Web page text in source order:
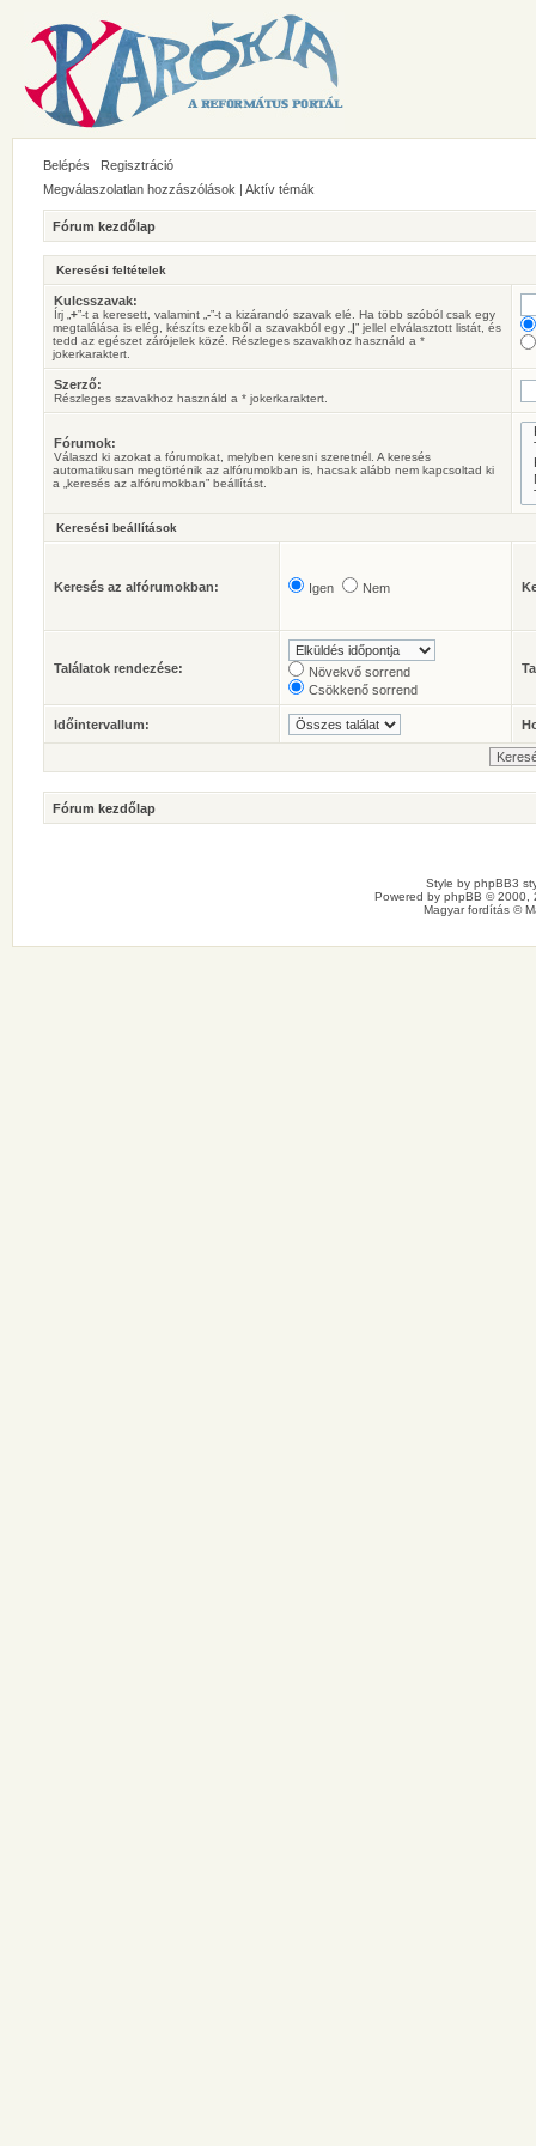
Belépés
Regisztráció
Megválaszolatlan hozzászólások | Aktív témák
Fórum kezdőlap
Keresési feltételek
Kulcsszavak:
Írj „ +”-t a keresett, valamint „ -”-t a kizárandó szavak elé. Ha több szóból csak egy
megtalálása is elég, készíts ezekből a szavakból egy „ |” jellel elválasztott listát, és
tedd az egészet zárójelek közé. Részleges szavakhoz használd a *
jokerkaraktert.
Szerző:
Részleges szavakhoz használd a * jokerkaraktert.
Fórumok:
Válaszd ki azokat a fórumokat, melyben keresni szeretnél. A keresés
automatikusan megtörténik az alfórumokban is, hacsak alább nem kapcsoltad ki
a „keresés az alfórumokban” beállítást.
Keresési beállítások
Keresés az alfórumokban: Igen Nem
Találatok rendezése:
Növekvő sorrend
Csökkenő sorrend
Időintervallum:
Fórum kezdőlap
Style by phpBB3
Powered by phpBB © 2000,
Magyar fordítás ©